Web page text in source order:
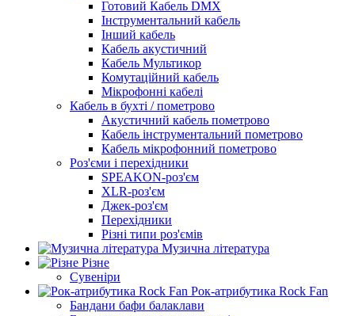
Готовий Кабель DMX
Інструментальний кабель
Інший кабель
Кабель акустичний
Кабель Мультикор
Комутаційний кабель
Мікрофонні кабелі
Кабель в бухті / пометрово
Акустичний кабель пометрово
Кабель інструментальний пометрово
Кабель мікрофонний пометрово
Роз'єми і перехідники
SPEAKON-роз'єм
XLR-роз'єм
Джек-роз'єм
Перехідники
Різні типи роз'ємів
Музична література
Різне
Сувеніри
Рок-атрибутика Rock Fan
Бандани бафи балаклави